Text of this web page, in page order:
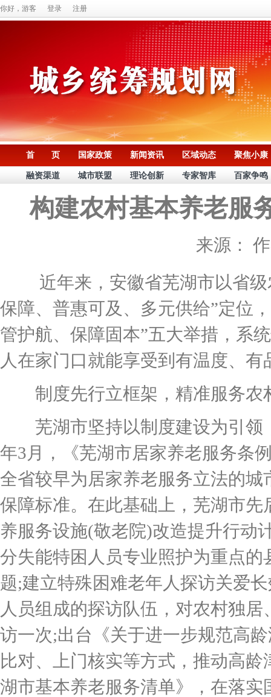
你好，游客 登录 注册
首 页 国家政策 新闻资讯 区域动态 聚焦小康
融资渠道 城市联盟 理论创新 专家智库 百家争鸣
构建农村基本养老服
来源：
近年来，安徽省芜湖市以省级
保障、普惠可及、多元供给”定位
管护航、保障固本”五大举措，系
人在家门口就能享受到有温度、
制度先行立框架，精准服务农
芜湖市坚持以制度建设为引领
年3月，《芜湖市居家养老服务条
全省较早为居家养老服务立法的
保障标准。在此基础上，芜湖市
养服务设施(敬老院)改造提升行动
分失能特困人员专业照护为重点
题;建立特殊困难老年人探访关爱
人员组成的探访队伍，对农村独
访一次;出台《关于进一步规范高
比对、上门核实等方式，推动高
湖市基本养老服务清单》，在落